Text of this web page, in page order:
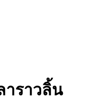
าราวลิ้น